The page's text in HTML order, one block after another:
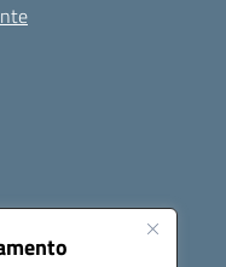
su: